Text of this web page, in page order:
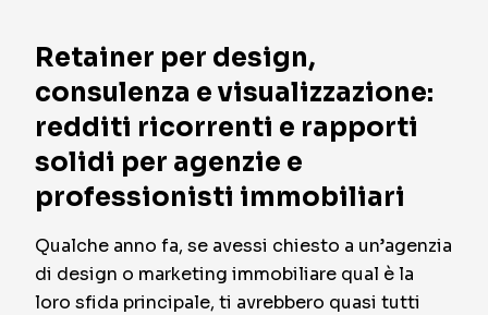
Retainer per design,
consulenza e visualizzazione:
redditi ricorrenti e rapporti
solidi per agenzie e
professionisti immobiliari
Qualche anno fa, se avessi chiesto a un’agenzia
di design o marketing immobiliare qual è la
loro sfida principale, ti avrebbero quasi tutti